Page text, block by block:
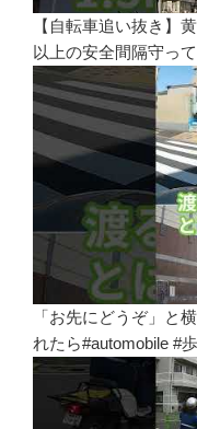
【自転車追い抜き】
以上の安全間隔守っ
「お先にどうぞ」と
れたら#automobile #